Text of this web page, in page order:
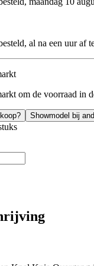
al na een uur af
om de voorraad in
Showmodel bij